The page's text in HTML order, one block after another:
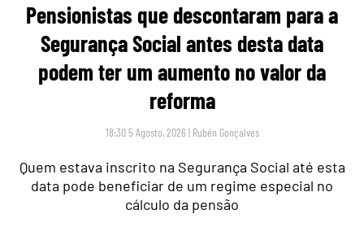
Pensionistas que descontaram para a
Segurança Social antes desta data
podem ter um aumento no valor da
reforma
18:30 5 Agosto, 2026 | Rubén Gonçalves
Quem estava inscrito na Segurança Social até esta
data pode beneficiar de um regime especial no
cálculo da pensão